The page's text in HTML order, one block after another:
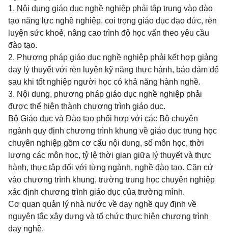
1. Nội dung giáo dục nghề nghiệp phải tập trung vào đào
tạo năng lực nghề nghiệp, coi trọng giáo dục đạo đức, rèn
luyện sức khoẻ, nâng cao trình độ học vấn theo yêu cầu
đào tạo.
2. Phương pháp giáo dục nghề nghiệp phải kết hợp giảng
dạy lý thuyết với rèn luyện kỹ năng thực hành, bảo đảm để
sau khi tốt nghiệp người học có khả năng hành nghề.
3. Nội dung, phương pháp giáo dục nghề nghiệp phải
được thể hiện thành chương trình giáo dục.
Bộ Giáo dục và Đào tạo phối hợp với các Bộ chuyên
ngành quy định chương trình khung về giáo dục trung học
chuyên nghiệp gồm cơ cấu nội dung, số môn học, thời
lượng các môn học, tỷ lệ thời gian giữa lý thuyết và thực
hành, thực tập đối với từng ngành, nghề đào tạo. Căn cứ
vào chương trình khung, trường trung học chuyên nghiệp
xác định chương trình giáo dục của trường mình.
Cơ quan quản lý nhà nước về dạy nghề quy định về
nguyên tắc xây dựng và tổ chức thực hiện chương trình
dạy nghề.